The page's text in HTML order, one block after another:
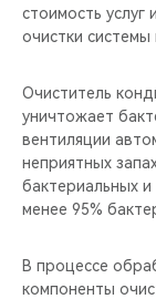
стоимость
очистки системы
Очиститель
уничтожает
вентиляции
неприятных
бактериальных и
менее 95%
В процессе
компоненты